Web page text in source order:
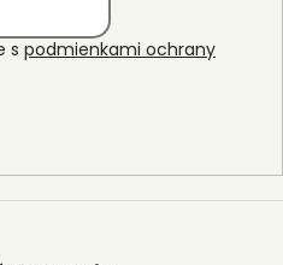
s podmienkami ochrany